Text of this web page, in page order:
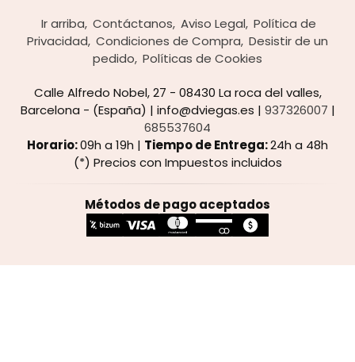
Ir arriba Contáctanos Aviso Legal Política de
Privacidad Condiciones de Compra Desistir de un
pedido Políticas de Cookies
Calle Alfredo Nobel, 27 - 08430 La roca del valles,
Barcelona - (España) | info@dviegas.es | 937326007 |
685537604
Horario:09h a 19h | Tiempo de Entrega:24h a 48h
(*) Precios con Impuestos incluidos
Métodos de pago aceptados